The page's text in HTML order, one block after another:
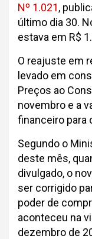
Nº 1.021,
último dia 30.
estava em R$
O reajuste em
levado em
Preços ao
novembro e a
financeiro para
Segundo o
deste mês,
divulgado, o
ser corrigido
poder de
aconteceu na
dezembro de